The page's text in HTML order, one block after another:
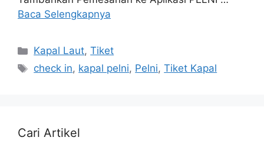
Baca Selengkapnya
Kapal Laut,Tiket
check in, kapal pelni, Pelni,Tiket Kapal
Cari Artikel